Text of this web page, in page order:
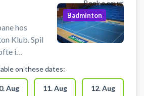
Book a court
hos
Klub. Spil
i
bad
Badminton
on these dates:
Aug 11. Aug 12. Aug